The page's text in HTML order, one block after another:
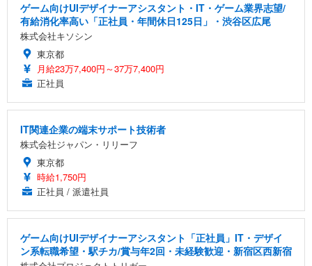
ゲーム向けUIデザイナーアシスタント・IT・ゲーム業界志望/
有給消化率高い「正社員・年間休日125日」・渋谷区広尾
株式会社キソシン
東京都
月給23万7,400円～37万7,400円
正社員
IT関連企業の端末サポート技術者
株式会社ジャパン・リリーフ
東京都
時給1,750円
正社員 / 派遣社員
ゲーム向けUIデザイナーアシスタント「正社員」IT・デザイ
ン系転職希望・駅チカ/賞与年2回・未経験歓迎・新宿区西新宿